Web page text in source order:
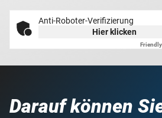
Anti-Roboter-Verifizierung
Hier klicken
Friendly
Darauf können